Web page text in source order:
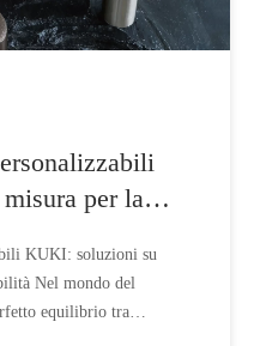
per la
KUKI: soluzioni su
Nel mondo del
equilibrio tra